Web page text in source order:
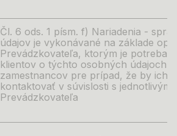
Čl. 6 ods. 1 písm. f) Nariadenia -
údajov je vykonávané na základe
Prevádzkovateľa, ktorým je potreba
klientov o týchto osobných údajoch
zamestnancov pre prípad, že by ich
kontaktovať v súvislosti s jednotlivými
Prevádzkovateľa